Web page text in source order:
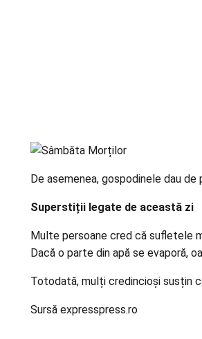
De asemenea, gospodinele dau
Superstiții legate de această zi
Multe persoane cred că sufletele
Dacă o parte din apă se evaporă,
Totodată, mulți credincioși susțin
Sursă expresspress.ro